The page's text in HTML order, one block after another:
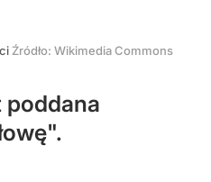
Źródło: Wikimedia Commons
poddana